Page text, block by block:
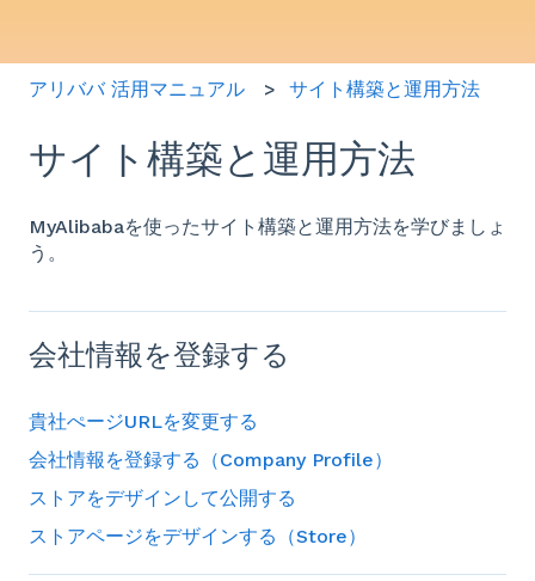
アリババ 活用マニュアル サイト構築と運用方法
サイト構築と運用方法
MyAlibabaを使ったサイト構築と運用方法を学びましょ
う。
会社情報を登録する
貴社ぺージURLを変更する
会社情報を登録する（Company Profile）
ストアをデザインして公開する
ストアページをデザインする（Store）